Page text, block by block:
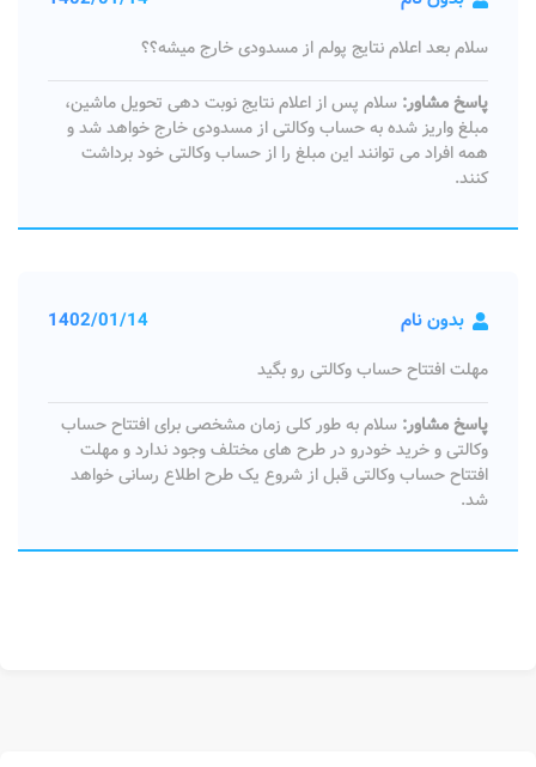
سلام بعد اعلام نتایج پولم از مسدودی خارج میشه؟؟
پاسخ مشاور: سلام پس از اعلام نتایج نوبت دهی تحویل ماشین،
مبلغ واریز شده به حساب وکالتی از مسدودی خارج خواهد شد و
همه افراد می توانند این مبلغ را از حساب وکالتی خود برداشت
کنند.
بدون نام 1402/01/14
مهلت افتتاح حساب وکالتی رو بگید
پاسخ مشاور: سلام به طور کلی زمان مشخصی برای افتتاح حساب
وکالتی و خرید خودرو در طرح های مختلف وجود ندارد و مهلت
افتتاح حساب وکالتی قبل از شروع یک طرح اطلاع رسانی خواهد
شد.